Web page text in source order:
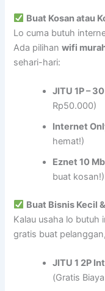
Buat Kosan atau
Lo cuma butuh
Ada pilihanwifi
sehari-hari:
JITU 1P –
Rp50.000)
Internet
hemat!)
Eznet 10
buat kosan!)
Buat Bisnis Kecil
Kalau usaha lo butuh
gratis buat
JITU 1 2P
(Gratis